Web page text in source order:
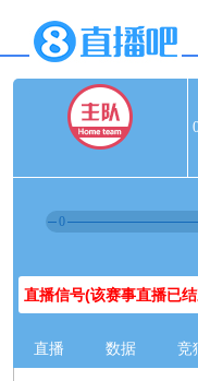
0
直播信号(该赛事直播已
直播 数据 竞